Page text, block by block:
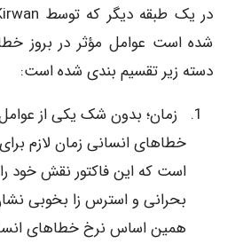
شده است عوامل مؤثر در بروز
دسته زیر تقسیم بندی شده است:
زمان؛ بدون شک یکی از عوامل
خطاهای انسانی زمان لازم
است که این فاکتور نقش خود را
بحرانی و استرس زا بخوبی
همین اساس نرخ خطاهای